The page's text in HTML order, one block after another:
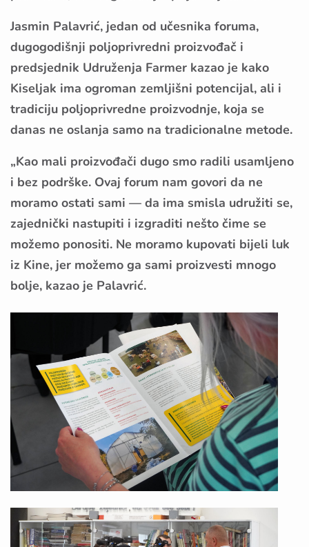
Jasmin Palavrić, jedan od učesnika foruma,
dugogodišnji poljoprivredni proizvođač i
predsjednik Udruženja Farmer kazao je kako
Kiseljak ima ogroman zemljišni potencijal, ali i
tradiciju poljoprivredne proizvodnje, koja se
danas ne oslanja samo na tradicionalne metode.
„Kao mali proizvođači dugo smo radili usamljeno
i bez podrške. Ovaj forum nam govori da ne
moramo ostati sami — da ima smisla udružiti se,
zajednički nastupiti i izgraditi nešto čime se
možemo ponositi. Ne moramo kupovati bijeli luk
iz Kine, jer možemo ga sami proizvesti mnogo
bolje, kazao je Palavrić.